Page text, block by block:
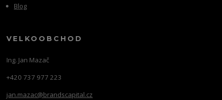
Blog
VELKOOBCHOD
Ing. Jan Mazač
+420 737 977 223
jan.mazac@brandscapital.cz